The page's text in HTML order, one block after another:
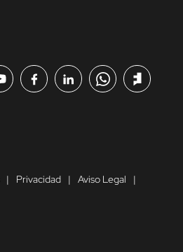
Privacidad
Aviso Legal